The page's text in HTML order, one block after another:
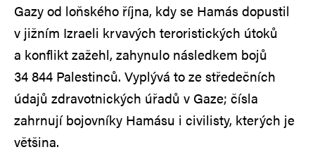
Gazy od loňského října, kdy se Hamás dopustil
v jižním Izraeli krvavých teroristických útoků
a konflikt zažehl, zahynulo následkem bojů
34 844 Palestinců. Vyplývá to ze středečních
údajů zdravotnických úřadů v Gaze; čísla
zahrnují bojovníky Hamásu i civilisty, kterých je
většina.